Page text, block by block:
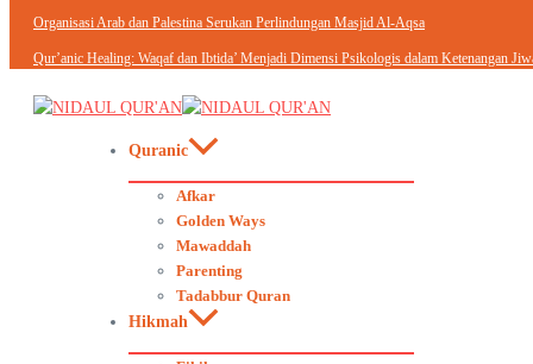
Organisasi Arab dan Palestina Serukan Perlindungan Masjid Al-Aqsa
Qur’anic Healing: Waqaf dan Ibtida’ Menjadi Dimensi Psikologis dalam Ketenangan
Quranic
Afkar
Golden Ways
Mawaddah
Parenting
Tadabbur Quran
Hikmah